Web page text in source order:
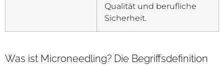
Qualität und berufliche
Sicherheit.
Was ist Microneedling? Die Begriffsdefinition